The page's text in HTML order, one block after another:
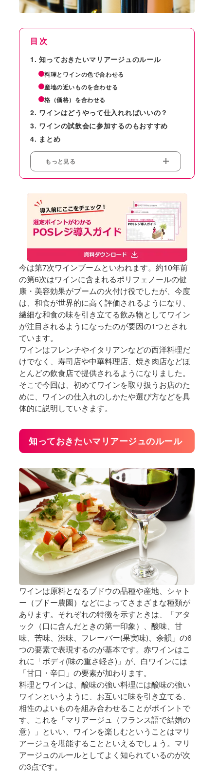
目次
知っておきたいマリアージュのルール
料理とワインの色で合わせる
産地の近いものを合わせる
格（価格）を合わせる
ワインはどうやって仕入れればいいの？
ワインの試飲会に参加するのもおすすめ
まとめ
もっと見る
今は第7次ワインブームといわれます。約10年前
の第6次はワインに含まれるポリフェノールの健
康・美容効果がブームの火付け役でしたが、今度
は、和食が世界的に高く評価されるようになり、
繊細な和食の味を引き立てる飲み物としてワイン
が注目されるようになったのが要因の1つとされ
ています。
ワインはフレンチやイタリアンなどの西洋料理だ
けでなく、寿司店や中華料理店、焼き肉店などほ
とんどの飲食店で提供されるようになりました。
そこで今回は、初めてワインを取り扱うお店のた
めに、ワインの仕入れのしかたや選び方などを具
体的に説明していきます。
知っておきたいマリアージュのルール
ワインは原料となるブドウの品種や産地、シャト
ー（ブドー農園）などによってさまざまな種類が
あります。それぞれの特徴を示すときは、「アタ
ック（口に含んだときの第一印象）、酸味、甘
味、苦味、渋味、フレーバー(果実味)、余韻」の6
つの要素で表現するのが基本です。赤ワインはこ
れに「ボディ(味の重さ軽さ)」が、白ワインには
「甘口・辛口」の要素が加わります。
料理とワインは、酸味の強い料理には酸味の強い
ワインというように、お互いに味を引き立てる、
相性のよいものを組み合わせることがポイントで
す。これを「マリアージュ（フランス語で結婚の
意）」といい、ワインを楽しむということはマリ
アージュを堪能することといえるでしょう。マリ
アージュのルールとしてよく知られているのが次
の3点です。